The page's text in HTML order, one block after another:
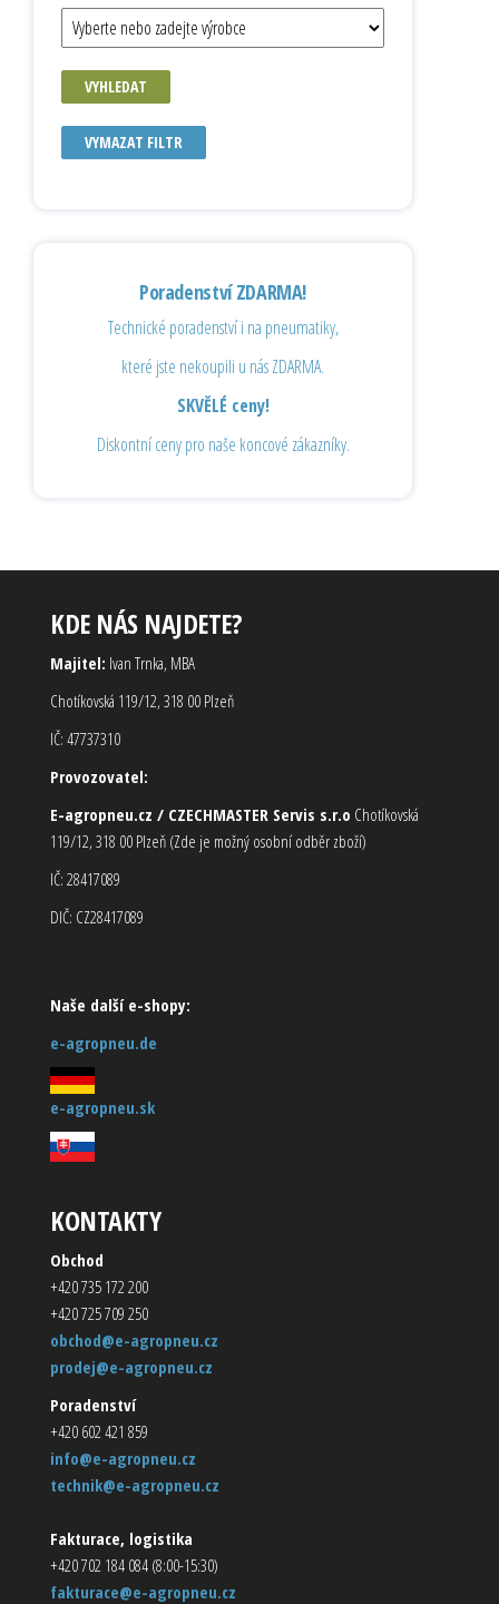
VYHLEDAT
VYMAZAT FILTR
Poradenství ZDARMA!
Technické poradenství i na pneumatiky,
které jste nekoupili u nás ZDARMA.
SKVĚLÉ ceny!
Diskontní ceny pro naše koncové zákazníky.
KDE NÁS NAJDETE?
Majitel: Ivan Trnka, MBA
Chotíkovská 119/12, 318 00 Plzeň
IČ: 47737310
Provozovatel:
E-agropneu.cz / CZECHMASTER Servis s.r.o Chotíkovská
119/12, 318 00 Plzeň (Zde je možný osobní odběr zboží)
IČ: 28417089
DIČ: CZ28417089
Naše další e-shopy:
e-agropneu.de
e-agropneu.sk
KONTAKTY
Obchod
+420 735 172 200
+420 725 709 250
obchod@e-agropneu.cz
prodej@e-agropneu.cz
Poradenství
+420 602 421 859
info@e-agropneu.cz
technik@e-agropneu.cz
Fakturace, logistika
+420 702 184 084 (8:00-15:30)
fakturace@e-agropneu.cz